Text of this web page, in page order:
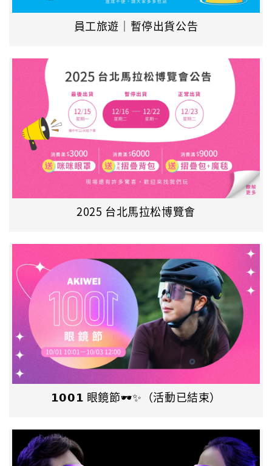
員工旅遊｜暫停出貨公告
2025 台北馬拉松博覽會
𝟭𝟬𝟬𝟭 眼鏡節🕶️✨（活動已結束）